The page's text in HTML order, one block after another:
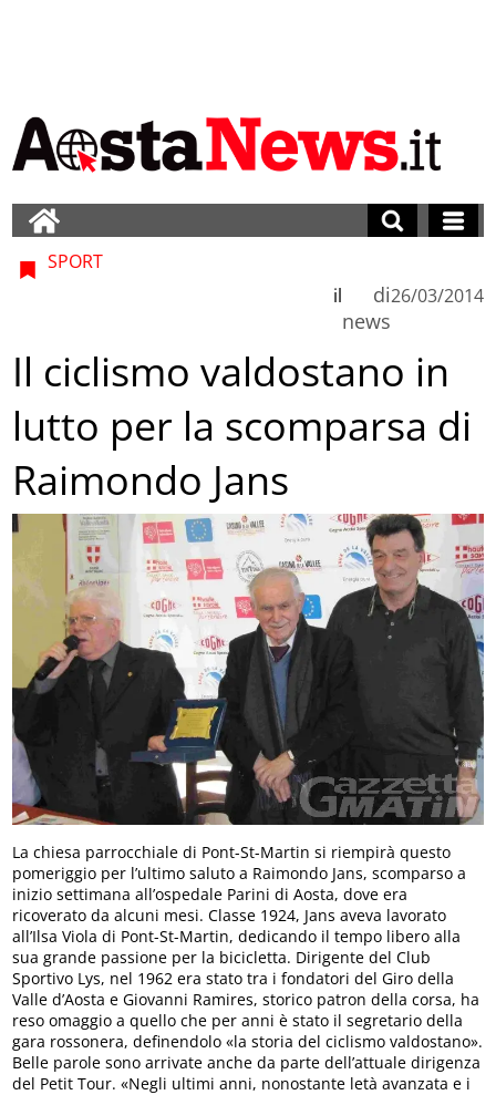
SPORT
di
news
il 26/03/2014
Il ciclismo valdostano in
lutto per la scomparsa di
Raimondo Jans
La chiesa parrocchiale di Pont-St-Martin si riempirà questo
pomeriggio per l’ultimo saluto a Raimondo Jans, scomparso a
inizio settimana all’ospedale Parini di Aosta, dove era
ricoverato da alcuni mesi. Classe 1924, Jans aveva lavorato
all’Ilsa Viola di Pont-St-Martin, dedicando il tempo libero alla
sua grande passione per la bicicletta. Dirigente del Club
Sportivo Lys, nel 1962 era stato tra i fondatori del Giro della
Valle d’Aosta e Giovanni Ramires, storico patron della corsa, ha
reso omaggio a quello che per anni è stato il segretario della
gara rossonera, definendolo «la storia del ciclismo valdostano».
Belle parole sono arrivate anche da parte dell’attuale dirigenza
del Petit Tour. «Negli ultimi anni, nonostante letà avanzata e i